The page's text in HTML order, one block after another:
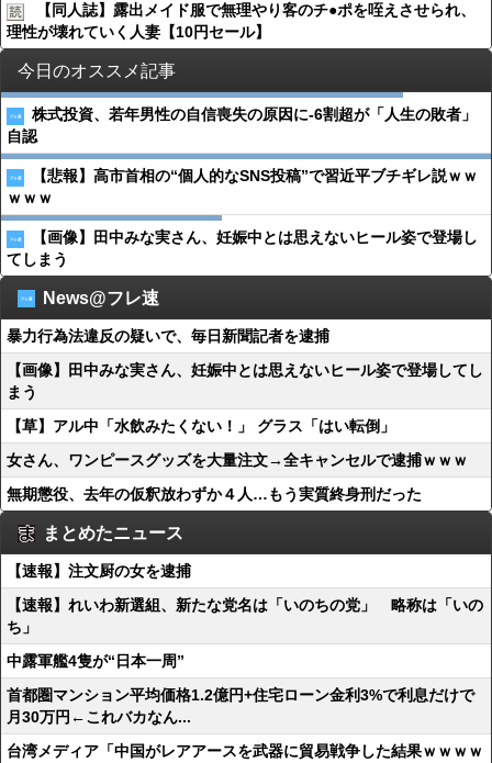
【同人誌】露出メイド服で無理やり客のチ●︎ポを咥えさせられ、
理性が壊れていく人妻【10円セール】
今日のオススメ記事
株式投資、若年男性の自信喪失の原因に-6割超が「人生の敗者」
自認
【悲報】高市首相の“個人的なSNS投稿”で習近平ブチギレ説ｗｗ
ｗｗｗ
【画像】田中みな実さん、妊娠中とは思えないヒール姿で登場し
てしまう
News@フレ速
暴力行為法違反の疑いで、毎日新聞記者を逮捕
【画像】田中みな実さん、妊娠中とは思えないヒール姿で登場してし
まう
【草】アル中「水飲みたくない！」 グラス「はい転倒」
女さん、ワンピースグッズを大量注文→全キャンセルで逮捕ｗｗｗ
無期懲役、去年の仮釈放わずか４人…もう実質終身刑だった
まとめたニュース
【速報】注文厨の女を逮捕
【速報】れいわ新選組、新たな党名は「いのちの党」 略称は「いの
ち」
中露軍艦4隻が“日本一周”
首都圏マンション平均価格1.2億円+住宅ローン金利3%で利息だけで
月30万円←これバカなん...
台湾メディア「中国がレアアースを武器に貿易戦争した結果ｗｗｗｗ